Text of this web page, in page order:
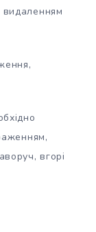
видаленням
вгорі